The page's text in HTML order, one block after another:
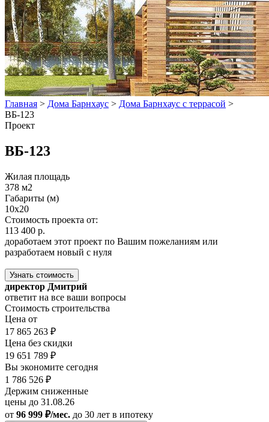
Главная > Дома Барнхаус > Дома Барнхаус с террасой >
ВБ-123
Проект
ВБ-123
Жилая площадь
378 м2
Габариты (м)
10x20
Стоимость проекта от:
113 400 р.
доработаем этот проект по Вашим пожеланиям или
разработаем новый с нуля
Узнать стоимость
директор Дмитрий
ответит на все ваши вопросы
Стоимость строительства
Цена от
17 865 263 ₽
Цена без скидки
19 651 789 ₽
Вы экономите сегодня
1 786 526 ₽
Держим сниженные
цены до 31.08.26
от 96 999 ₽/мес. до 30 лет в ипотеку